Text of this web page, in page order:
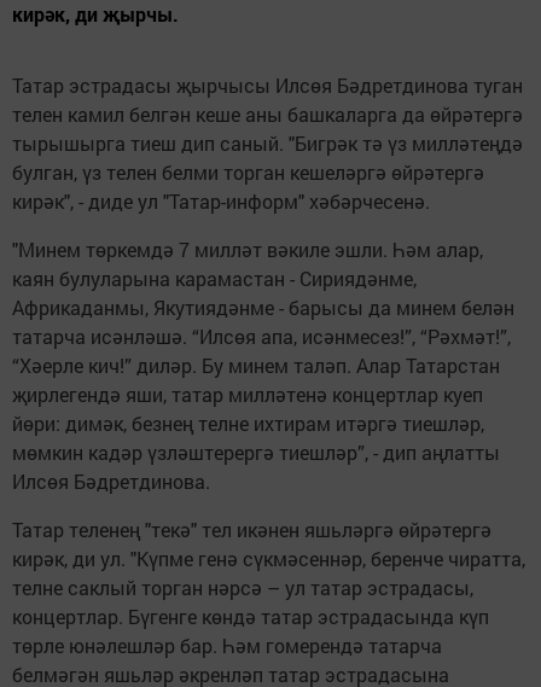
кирәк, ди җырчы.
Татар эстрадасы җырчысы Илсөя Бәдретдинова туган
телен камил белгән кеше аны башкаларга да өйрәтергә
тырышырга тиеш дип саный. "Бигрәк тә үз милләтеңдә
булган, үз телен белми торган кешеләргә өйрәтергә
кирәк", - диде ул "Татар-информ" хәбәрчесенә.
"Минем төркемдә 7 милләт вәкиле эшли. Һәм алар,
каян булуларына карамастан - Сириядәнме,
Африкаданмы, Якутиядәнме - барысы да минем белән
татарча исәнләшә. “Илсөя апа, исәнмесез!”, “Рәхмәт!”,
“Хәерле кич!” диләр. Бу минем таләп. Алар Татарстан
җирлегендә яши, татар милләтенә концертлар куеп
йөри: димәк, безнең телне ихтирам итәргә тиешләр,
мөмкин кадәр үзләштерергә тиешләр”, - дип аңлатты
Илсөя Бәдретдинова.
Татар теленең "текә" тел икәнен яшьләргә өйрәтергә
кирәк, ди ул. "Күпме генә сүкмәсеннәр, беренче чиратта,
телне саклый торган нәрсә – ул татар эстрадасы,
концертлар. Бүгенге көндә татар эстрадасында күп
төрле юнәлешләр бар. Һәм гомерендә татарча
белмәгән яшьләр әкренләп татар эстрадасына